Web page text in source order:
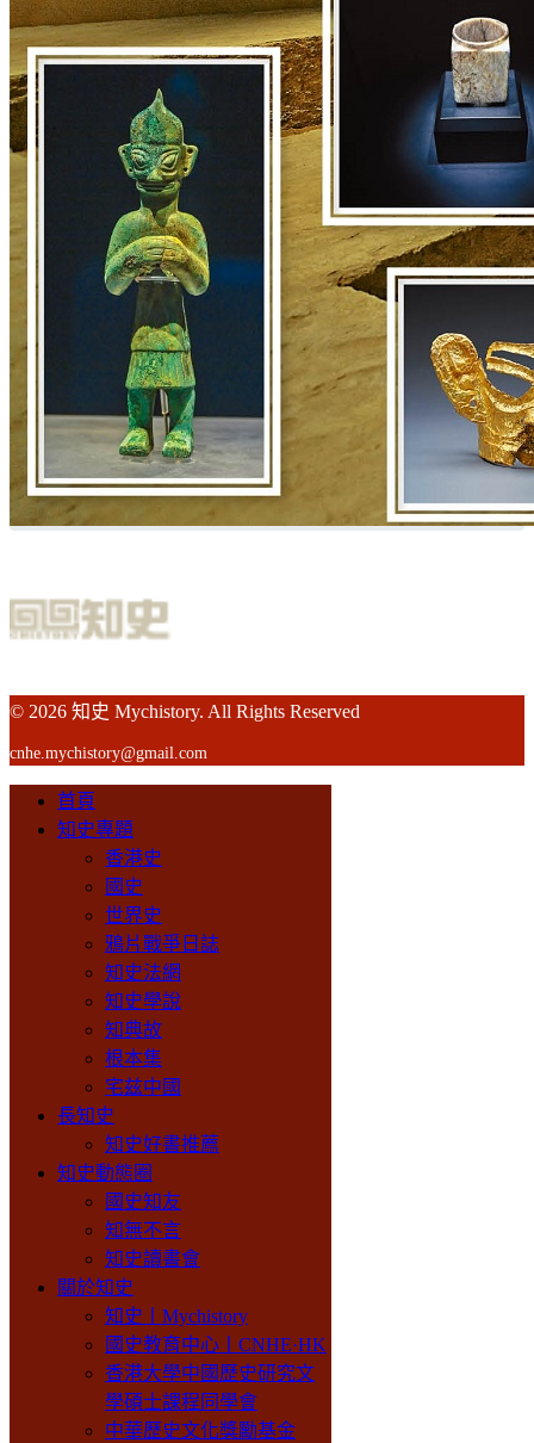
© 2026 知史 Mychistory. All Rights Reserved
cnhe.mychistory@gmail.com
首頁
知史專題
香港史
國史
世界史
鴉片戰爭日誌
知史法網
知史學說
知典故
根本集
宅兹中國
長知史
知史好書推薦
知史動態圈
國史知友
知無不言
知史讀書會
關於知史
知史丨Mychistory
國史教育中心丨CNHE·HK
香港大學中國歷史研究文
學碩士課程同學會
中華歷史文化獎勵基金